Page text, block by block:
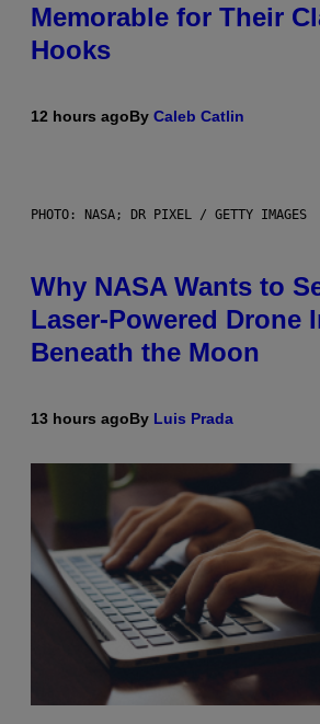
Memorable for Their
Hooks
12 hours agoBy Caleb Catlin
PHOTO: NASA; DR PIXEL / GETTY IMAGES
Why NASA Wants to
Laser-Powered Drone
Beneath the Moon
13 hours agoBy Luis Prada